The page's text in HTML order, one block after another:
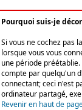
Pourquoi suis-je
Si vous ne cochez pas
lorsque vous vous
une période
compte par quelqu'un
connectant; ceci n'est
ordinateur partagé,
Revenir en haut de